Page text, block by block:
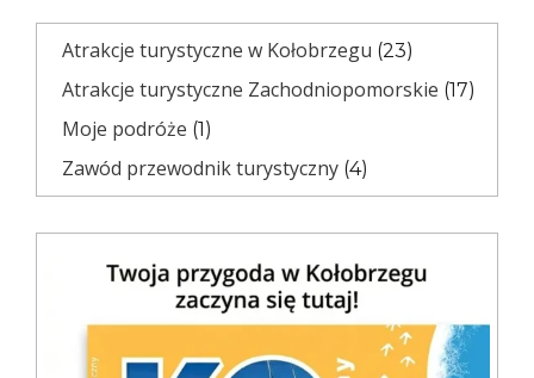
Atrakcje turystyczne w Kołobrzegu (23)
Atrakcje turystyczne Zachodniopomorskie (17)
Moje podróże (1)
Zawód przewodnik turystyczny (4)